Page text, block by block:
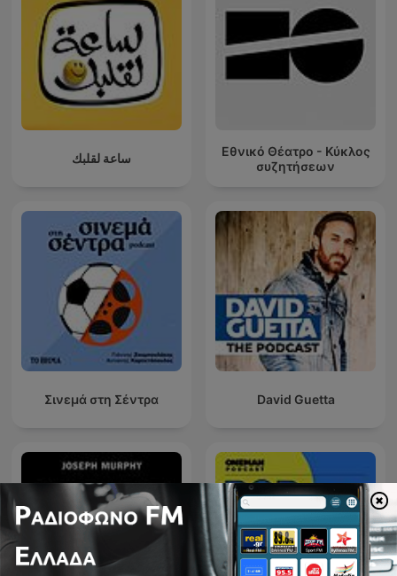
ساعة لقلبك
Εθνικό Θέατρο - Κύκλος
συζητήσεων
Σινεμά στη Σέντρα David Guetta